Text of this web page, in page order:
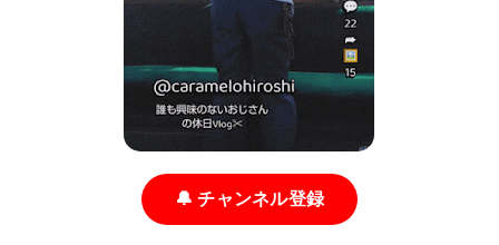
🔔 チャンネル登録